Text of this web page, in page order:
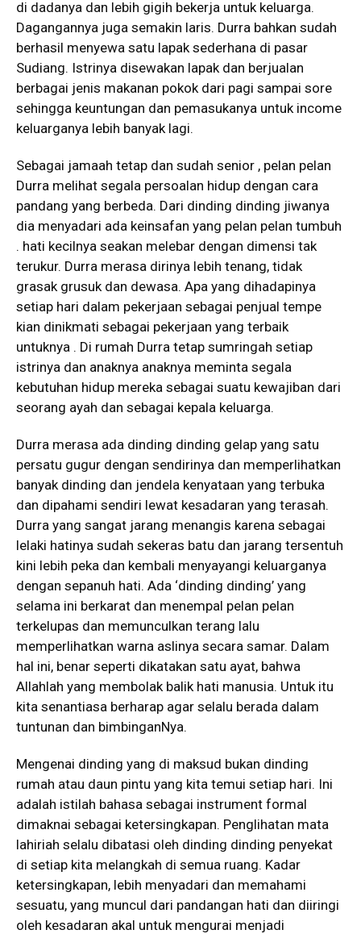
di dadanya dan lebih gigih bekerja untuk keluarga.
Dagangannya juga semakin laris. Durra bahkan sudah
berhasil menyewa satu lapak sederhana di pasar
Sudiang. Istrinya disewakan lapak dan berjualan
berbagai jenis makanan pokok dari pagi sampai sore
sehingga keuntungan dan pemasukanya untuk income
keluarganya lebih banyak lagi.
Sebagai jamaah tetap dan sudah senior , pelan pelan
Durra melihat segala persoalan hidup dengan cara
pandang yang berbeda. Dari dinding dinding jiwanya
dia menyadari ada keinsafan yang pelan pelan tumbuh
. hati kecilnya seakan melebar dengan dimensi tak
terukur. Durra merasa dirinya lebih tenang, tidak
grasak grusuk dan dewasa. Apa yang dihadapinya
setiap hari dalam pekerjaan sebagai penjual tempe
kian dinikmati sebagai pekerjaan yang terbaik
untuknya . Di rumah Durra tetap sumringah setiap
istrinya dan anaknya anaknya meminta segala
kebutuhan hidup mereka sebagai suatu kewajiban dari
seorang ayah dan sebagai kepala keluarga.
Durra merasa ada dinding dinding gelap yang satu
persatu gugur dengan sendirinya dan memperlihatkan
banyak dinding dan jendela kenyataan yang terbuka
dan dipahami sendiri lewat kesadaran yang terasah.
Durra yang sangat jarang menangis karena sebagai
lelaki hatinya sudah sekeras batu dan jarang tersentuh
kini lebih peka dan kembali menyayangi keluarganya
dengan sepanuh hati. Ada ‘dinding dinding’ yang
selama ini berkarat dan menempal pelan pelan
terkelupas dan memunculkan terang lalu
memperlihatkan warna aslinya secara samar. Dalam
hal ini, benar seperti dikatakan satu ayat, bahwa
Allahlah yang membolak balik hati manusia. Untuk itu
kita senantiasa berharap agar selalu berada dalam
tuntunan dan bimbinganNya.
Mengenai dinding yang di maksud bukan dinding
rumah atau daun pintu yang kita temui setiap hari. Ini
adalah istilah bahasa sebagai instrument formal
dimaknai sebagai ketersingkapan. Penglihatan mata
lahiriah selalu dibatasi oleh dinding dinding penyekat
di setiap kita melangkah di semua ruang. Kadar
ketersingkapan, lebih menyadari dan memahami
sesuatu, yang muncul dari pandangan hati dan diiringi
oleh kesadaran akal untuk mengurai menjadi